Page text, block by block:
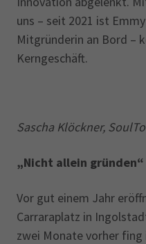
uns – seit 2021 ist
Mitgründerin an Bord –
Kerngeschäft.
Sascha Klöckner,
„Nicht allein gründen“
Vor gut einem Jahr
Carraraplatz in
zwei Monate vorher fing